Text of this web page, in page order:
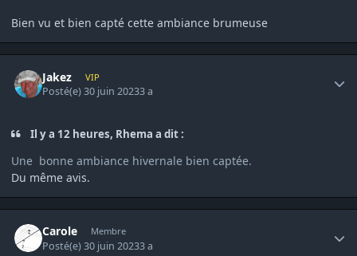
Bien vu et bien capté cette ambiance brumeuse
Jakez VIP
Posté(e)30 juin 20233 a
Il y a 12 heures, Rhema a dit :
Une bonne ambiance hivernale bien captée.
Du même avis.
Carole Membre
Posté(e)30 juin 20233 a